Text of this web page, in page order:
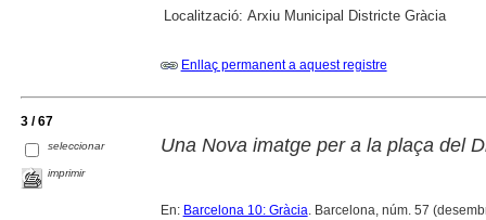
Localització: Arxiu Municipal Districte Gràcia
Enllaç permanent a aquest registre
3 / 67
seleccionar
imprimir
Una Nova imatge per a la plaça del
En: Barcelona 10: Gràcia. Barcelona, núm. 57